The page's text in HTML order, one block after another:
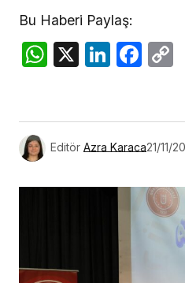
Bu Haberi Paylaş:
WhatsApp
X
Editör Azra Karaca21/11/